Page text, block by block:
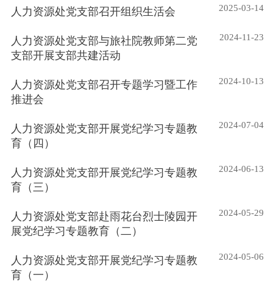
人力资源处党支部召开组织生活会 2025-03-14
人力资源处党支部与旅社院教师第二党
支部开展支部共建活动
2024-11-23
人力资源处党支部召开专题学习暨工作
推进会
2024-10-13
人力资源处党支部开展党纪学习专题教
育（四）
2024-07-04
人力资源处党支部开展党纪学习专题教
育（三）
2024-06-13
人力资源处党支部赴雨花台烈士陵园开
展党纪学习专题教育（二）
2024-05-29
人力资源处党支部开展党纪学习专题教
育（一）
2024-05-06